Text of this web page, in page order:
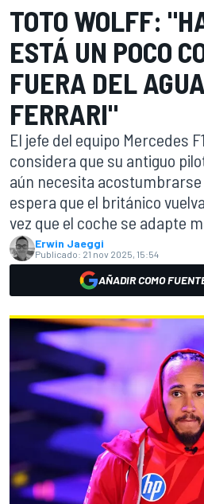
TOTO WOLFF:
ESTÁ UN POCO
FUERA DEL
FERRARI"
El jefe del equipo Mercedes
considera que su antiguo
aún necesita
espera que el británico
vez que el coche se adapte
Erwin Jaeggi
Publicado: 21 nov 2025, 15:54
AÑADIR COMO